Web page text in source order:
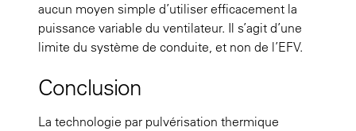
aucun moyen simple d’utiliser efficacement la
puissance variable du ventilateur. Il s’agit d’une
limite du système de conduite, et non de l’EFV.
Conclusion
La technologie par pulvérisation thermique